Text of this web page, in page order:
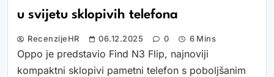
u svijetu sklopivih telefona
RecenzijeHR 06.12.2025 0 6 Mins
Oppo je predstavio Find N3 Flip, najnoviji
kompaktni sklopivi pametni telefon s poboljšanim